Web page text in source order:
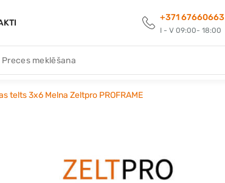
+371 67660663
I - V 09:00- 18:00
telts 3x6 Melna Zeltpro PROFRAME